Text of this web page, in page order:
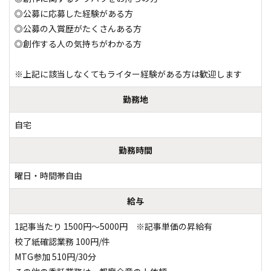
◎公募に応募した経験がある方
◎公募の入賞歴がたくさんある方
◎創作する人の気持ちがわかる方
※上記に該当しなくてもライター経験がある方は歓迎します
勤務地
自宅
勤務時間
曜日・時間帯自由
給与
1記事当たり 1500円～5000円　※記事単価の昇給有
校了紙確認業務 100円/件
MTG参加 510円/30分